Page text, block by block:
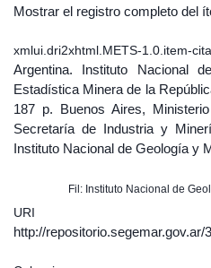
Mostrar el registro completo del
xmlui.dri2xhtml.METS-1.0.item-
Argentina. Instituto Nacional
Estadística Minera de la
187 p. Buenos Aires,
Secretaría de Industria y
Instituto Nacional de Geología y
Fil: Instituto Nacional de
URI
http://repositorio.segemar.gov.ar/